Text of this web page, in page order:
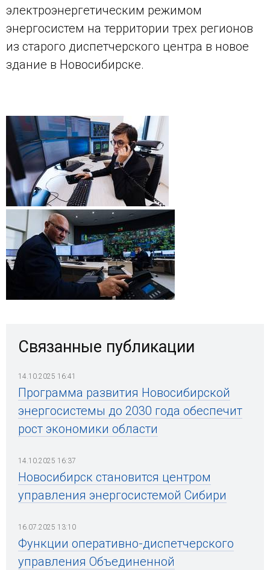
электроэнергетическим режимом
энергосистем на территории трех регионов
из старого диспетчерского центра в новое
здание в Новосибирске.
Связанные публикации
14.10.2025 16:41
Программа развития Новосибирской
энергосистемы до 2030 года обеспечит
рост экономики области
14.10.2025 16:37
Новосибирск становится центром
управления энергосистемой Сибири
16.07.2025 13:10
Функции оперативно-диспетчерского
управления Объединенной